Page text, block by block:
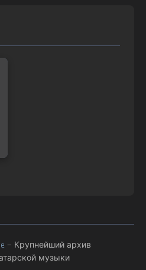
— Крупнейший архив
музыки